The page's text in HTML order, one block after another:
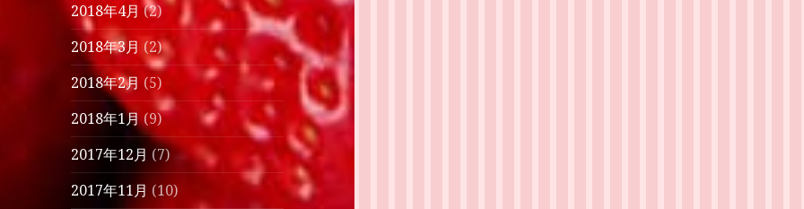
2018年4月 (2)
2018年3月 (2)
2018年2月 (5)
2018年1月(9)
2017年12月 (7)
2017年11月 (10)